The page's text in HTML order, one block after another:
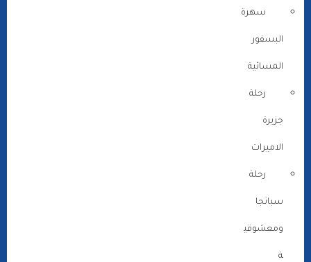
سهرة
البسفور
المسائية
رحلة
جزيرة
الاميرات
رحلة
سبانجا
ومعشوقي
ة